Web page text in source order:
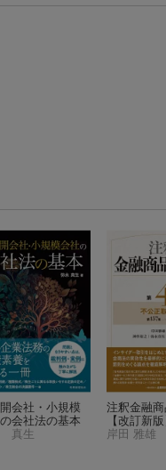
会社・小規模
会社法の基本
真生
注釈金融
【改訂新
巻〕不公正
岸田 雅雄